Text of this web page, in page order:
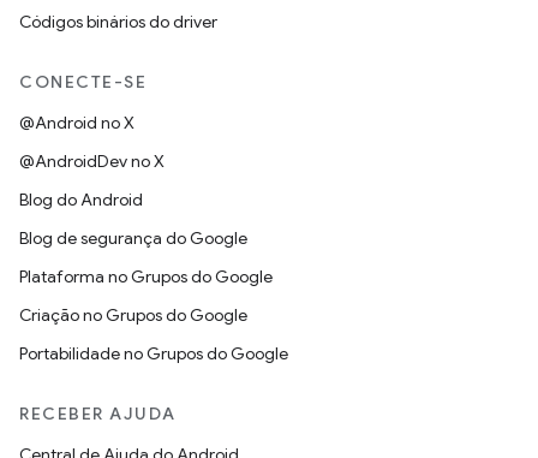
Códigos binários do driver
CONECTE-SE
@Android no X
@AndroidDev no X
Blog do Android
Blog de segurança do Google
Plataforma no Grupos do Google
Criação no Grupos do Google
Portabilidade no Grupos do Google
RECEBER AJUDA